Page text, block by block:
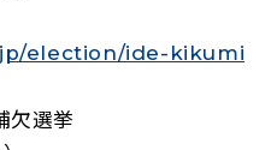
election/ide-kikumi
欠選挙